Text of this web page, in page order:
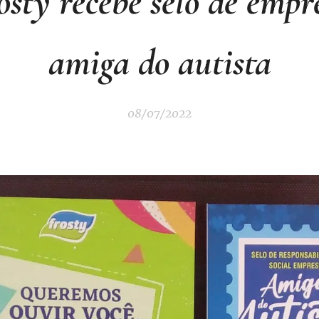
amiga do autista
08/07/2022